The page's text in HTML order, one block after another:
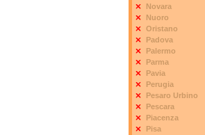
Novara
Nuoro
Oristano
Padova
Palermo
Parma
Pavia
Perugia
Pesaro Urbino
Pescara
Piacenza
Pisa